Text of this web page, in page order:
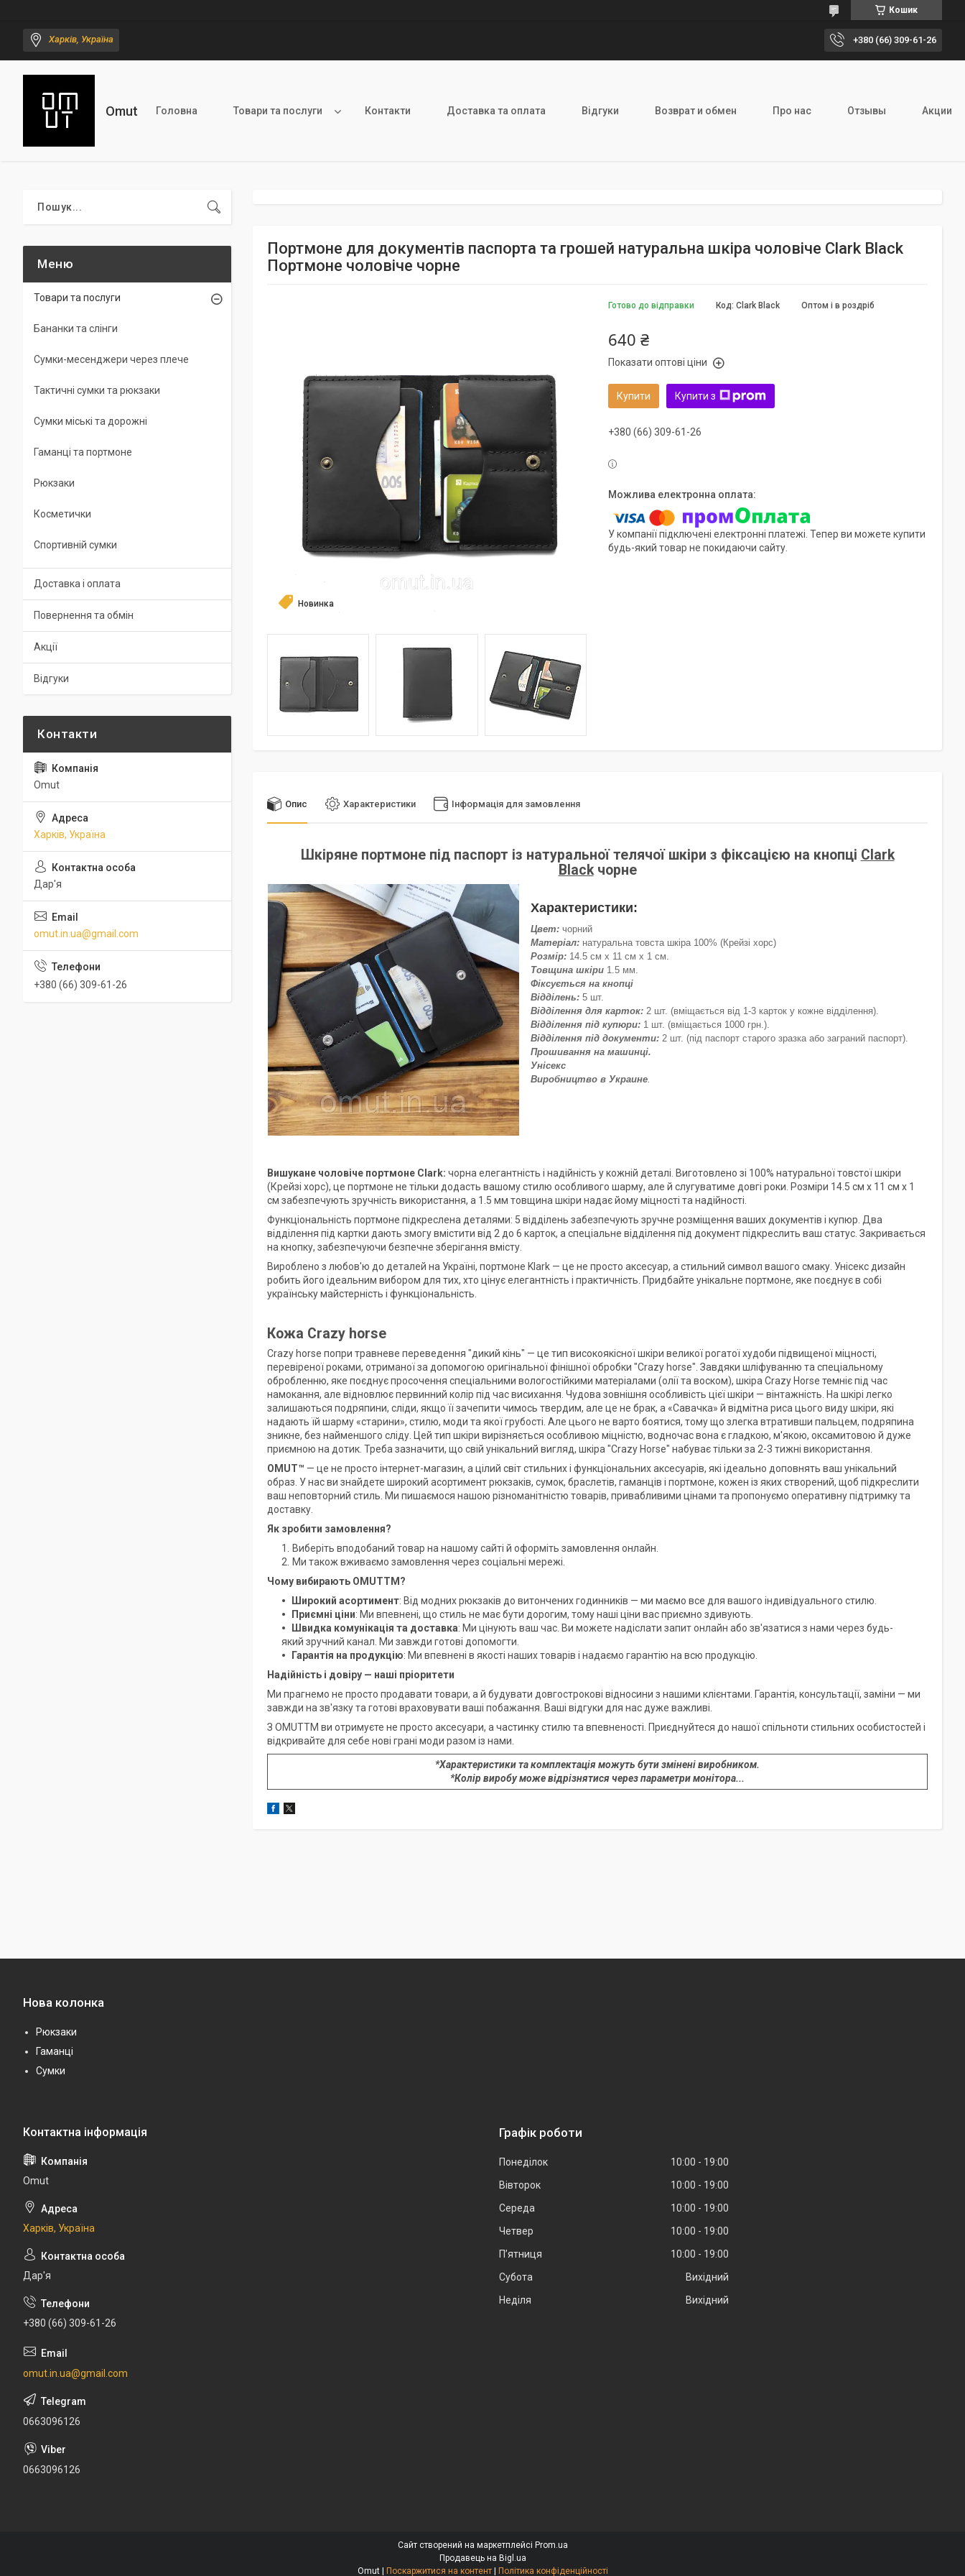
Кошик
Харків, Україна +380 (66) 309-61-26
Omut Головна Товари та послуги Контакти Доставка та оплата Відгуки Возврат и обмен Про нас Отзывы Акции
Портмоне для документів паспорта та грошей натуральна шкіра чоловіче Сlark Black
Портмоне чоловіче чорне
Новинка
Готово до відправки Оптом і в роздріб
Код: Сlark Black
640 ₴
Показати оптові ціни
Купити Купити з
+380 (66) 309-61-26
У компанії підключені електронні платежі. Тепер ви можете купити
будь-який товар не покидаючи сайту.
Опис Характеристики Інформація для замовлення
Шкіряне портмоне під паспорт із натуральної телячої шкіри з фіксацією на кнопці Сlark
Black чорне
Характеристики:
Цвет: чорний
Матеріал: натуральна товста шкіра 100% (Крейзі хорс)
Розмір: 14.5 см х 11 см х 1 см.
Товщина шкіри 1.5 мм.
Фіксується на кнопці
Відділень: 5 шт.
Відділення для карток: 2 шт. (вміщається від 1-3 карток у кожне відділення).
Відділення під купюри: 1 шт. (вміщається 1000 грн.).
Відділення під документи: 2 шт. (під паспорт старого зразка або заграний паспорт).
Прошивання на машинці.
Унісекс
Виробництво в Украине
Вишукане чоловіче портмоне Сlark: чорна елегантність і надійність у кожній деталі. Виготовлено зі 100% натуральної товстої шкіри
(Крейзі хорс), це портмоне не тільки додасть вашому стилю особливого шарму, але й слугуватиме довгі роки. Розміри 14.5 см х 11 см х 1
см забезпечують зручність використання, а 1.5 мм товщина шкіри надає йому міцності та надійності.
Функціональність портмоне підкреслена деталями: 5 відділень забезпечують зручне розміщення ваших документів і купюр. Два
відділення під картки дають змогу вмістити від 2 до 6 карток, а спеціальне відділення під документ підкреслить ваш статус. Закривається
на кнопку, забезпечуючи безпечне зберігання вмісту.
Вироблено з любов'ю до деталей на Україні, портмоне Klark — це не просто аксесуар, а стильний символ вашого смаку. Унісекс дизайн
робить його ідеальним вибором для тих, хто цінує елегантність і практичність. Придбайте унікальне портмоне, яке поєднує в собі
українську майстерність і функціональність.
Кожа Crazy horse
Crazy horse попри травневе переведення "дикий кінь" — це тип високоякісної шкіри великої рогатої худоби підвищеної міцності,
перевіреної роками, отриманої за допомогою оригінальної фінішної обробки "Crazy horse". Завдяки шліфуванню та спеціальному
обробленню, яке поєднує просочення спеціальними вологостійкими матеріалами (олії та воском), шкіра Crazy Horse темніє під час
намокання, але відновлює первинний колір під час висихання. Чудова зовнішня особливість цієї шкіри — вінтажність. На шкірі легко
залишаються подряпини, сліди, якщо її зачепити чимось твердим, але це не брак, а «Савачка» й відмітна риса цього виду шкіри, які
надають їй шарму «старини», стилю, моди та якої грубості. Але цього не варто боятися, тому що злегка втративши пальцем, подряпина
зникне, без найменшого сліду. Цей тип шкіри вирізняється особливою міцністю, водночас вона є гладкою, м'якою, оксамитовою й дуже
приємною на дотик. Треба зазначити, що свій унікальний вигляд, шкіра "Crazy Horse" набуває тільки за 2-3 тижні використання.
OMUT™ — це не просто інтернет-магазин, а цілий світ стильних і функціональних аксесуарів, які ідеально доповнять ваш унікальний
образ. У нас ви знайдете широкий асортимент рюкзаків, сумок, браслетів, гаманців і портмоне, кожен із яких створений, щоб підкреслити
ваш неповторний стиль. Ми пишаємося нашою різноманітністю товарів, привабливими цінами та пропонуємо оперативну підтримку та
доставку.
Як зробити замовлення?
Виберіть вподобаний товар на нашому сайті й оформіть замовлення онлайн.
Ми також вживаємо замовлення через соціальні мережі.
Чому вибирають OMUTTM?
Широкий асортимент: Від модних рюкзаків до витончених годинників — ми маємо все для вашого індивідуального стилю.
Приємні ціни: Ми впевнені, що стиль не має бути дорогим, тому наші ціни вас приємно здивують.
Швидка комунікація та доставка: Ми цінують ваш час. Ви можете надіслати запит онлайн або зв'язатися з нами через будь-
який зручний канал. Ми завжди готові допомогти.
Гарантія на продукцію: Ми впевнені в якості наших товарів і надаємо гарантію на всю продукцію.
Надійність і довіру — наші пріоритети
Ми прагнемо не просто продавати товари, а й будувати довгострокові відносини з нашими клієнтами. Гарантія, консультації, заміни — ми
завжди на зв'язку та готові враховувати ваші побажання. Ваші відгуки для нас дуже важливі.
З OMUTTM ви отримуєте не просто аксесуари, а частинку стилю та впевненості. Приєднуйтеся до нашої спільноти стильних особистостей і
відкривайте для себе нові грані моди разом із нами.
*Характеристики та комплектація можуть бути змінені виробником.
*Колір виробу може відрізнятися через параметри монітора...
Товари та послуги
Бананки та слінги
Сумки-месенджери через плече
Тактичні сумки та рюкзаки
Сумки міські та дорожні
Гаманці та портмоне
Рюкзаки
Косметички
Спортивній сумки
Доставка і оплата
Повернення та обмін
Акції
Відгуки
Omut
Харків, Україна
Дар'я
omut.in.ua@gmail.com
+380 (66) 309-61-26
Нова колонка
Рюкзаки
Гаманці
Сумки
Omut
Харків, Україна
Дар'я
+380 (66) 309-61-26
omut.in.ua@gmail.com
0663096126
0663096126
Графік роботи
Понеділок 10:00
19:00
Вівторок
10:00
19:00
Середа
10:00
19:00
Четвер
10:00
19:00
Пʼятниця
10:00
19:00
Субота
Вихідний
Неділя
Вихідний
Сайт створений на маркетплейсі Prom.ua
Продавець на Bigl.ua
Omut | Поскаржитися на контент | Політика конфіденційності